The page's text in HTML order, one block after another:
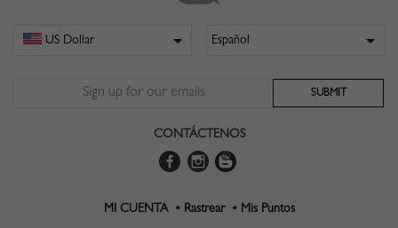
CONTÁCTENOS
MI CUENTA • Rastrear • Mis Puntos